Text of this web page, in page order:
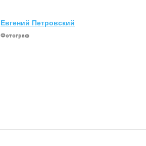
Евгений Петровский
Фотограф